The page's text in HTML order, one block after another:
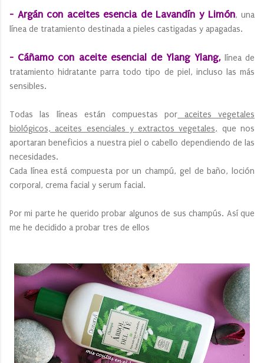
- Argán con aceites esencia de Lavandín y Limón, una
línea de tratamiento destinada a pieles castigadas y apagadas.
- Cáñamo con aceite esencial de Ylang Ylang,línea de
tratamiento hidratante parra todo tipo de piel, incluso las más
sensibles.
Todas las líneas están compuestas por aceites vegetales
biológicos, aceites esenciales y extractos vegetales, que nos
aportaran beneficios a nuestra piel o cabello dependiendo de las
necesidades.
Cada línea está compuesta por un champú, gel de baño, loción
corporal, crema facial y serum facial.
Por mi parte he querido probar algunos de sus champús. Así que
me he decidido a probar tres de ellos